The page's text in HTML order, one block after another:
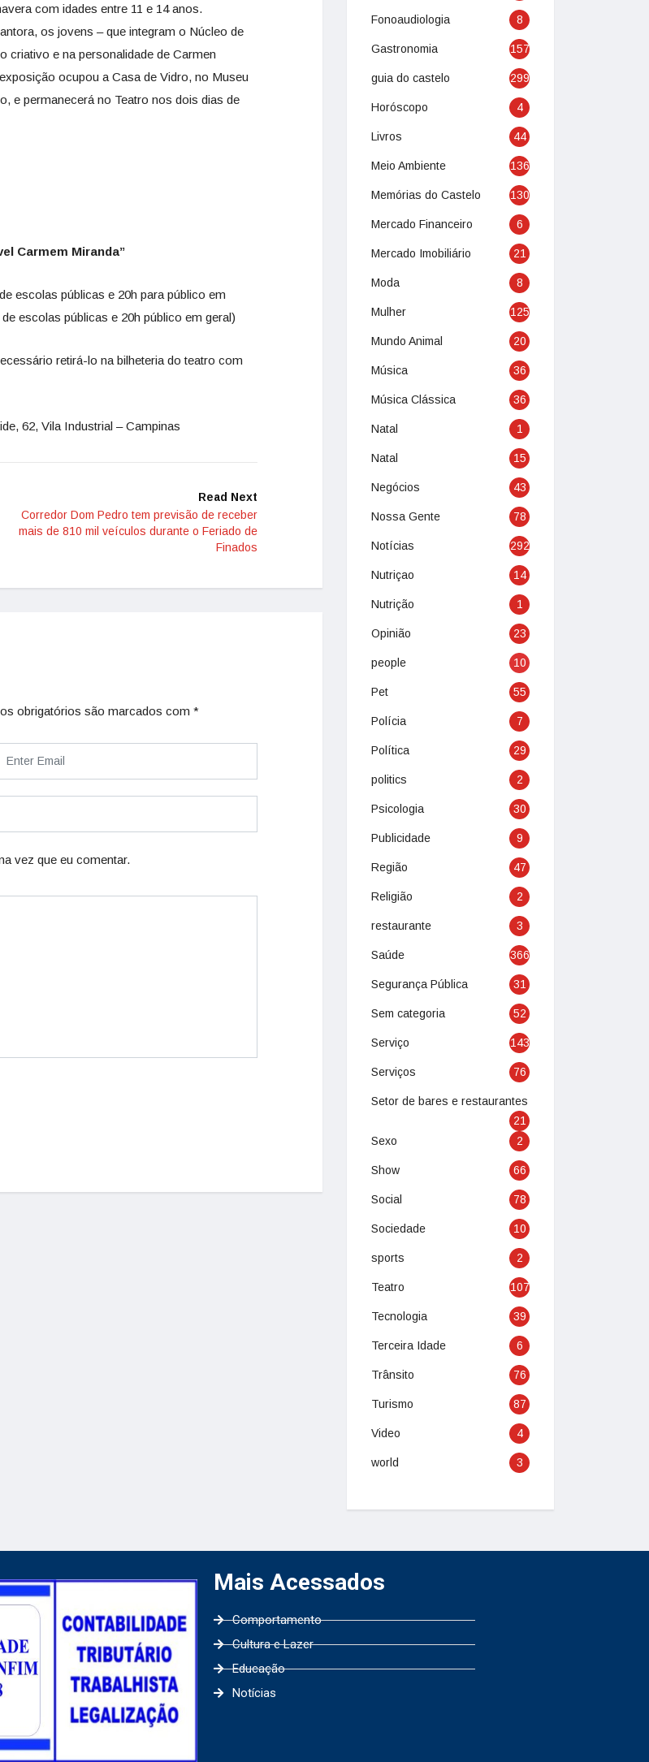
com idades entre 11 e 14 anos.
os jovens – que integram o Núcleo de
criativo e na personalidade de Carmen
ocupou a Casa de Vidro, no Museu
e permanecerá no Teatro nos dois dias de
Carmem Miranda”
escolas públicas e 20h para público em
escolas públicas e 20h público em geral)
retirá-lo na bilheteria do teatro com
62, Vila Industrial – Campinas
Read Next
Corredor Dom Pedro tem previsão de receber
mais de 810 mil veículos durante o Feriado de
Finados
obrigatórios são marcados com *
vez que eu comentar.
Fonoaudiologia 8
Gastronomia 157
guia do castelo 299
Horóscopo 4
Livros 44
Meio Ambiente 136
Memórias do Castelo 130
Mercado Financeiro 6
Mercado Imobiliário 21
Moda 8
Mulher 125
Mundo Animal 20
Música 36
Música Clássica 36
Natal 1
Natal 15
Negócios 43
Nossa Gente 78
Notícias 292
Nutriçao 14
Nutrição 1
Opinião 23
people 10
Pet 55
Polícia 7
Política 29
politics 2
Psicologia 30
Publicidade 9
Região 47
Religião 2
restaurante 3
Saúde 366
Segurança Pública 31
Sem categoria 52
Serviço 143
Serviços 76
Setor de bares e restaurantes
21
Sexo
2
Show 66
Social 78
Sociedade 10
sports 2
Teatro 107
Tecnologia 39
Terceira Idade 6
Trânsito 76
Turismo 87
Video 4
world 3
Mais Acessados
Comportamento
Cultura e Lazer
Educação
Notícias